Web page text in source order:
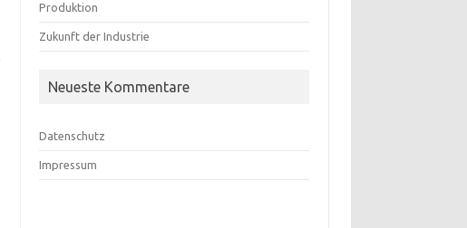
Produktion
Zukunft der Industrie
Neueste Kommentare
Datenschutz
Impressum